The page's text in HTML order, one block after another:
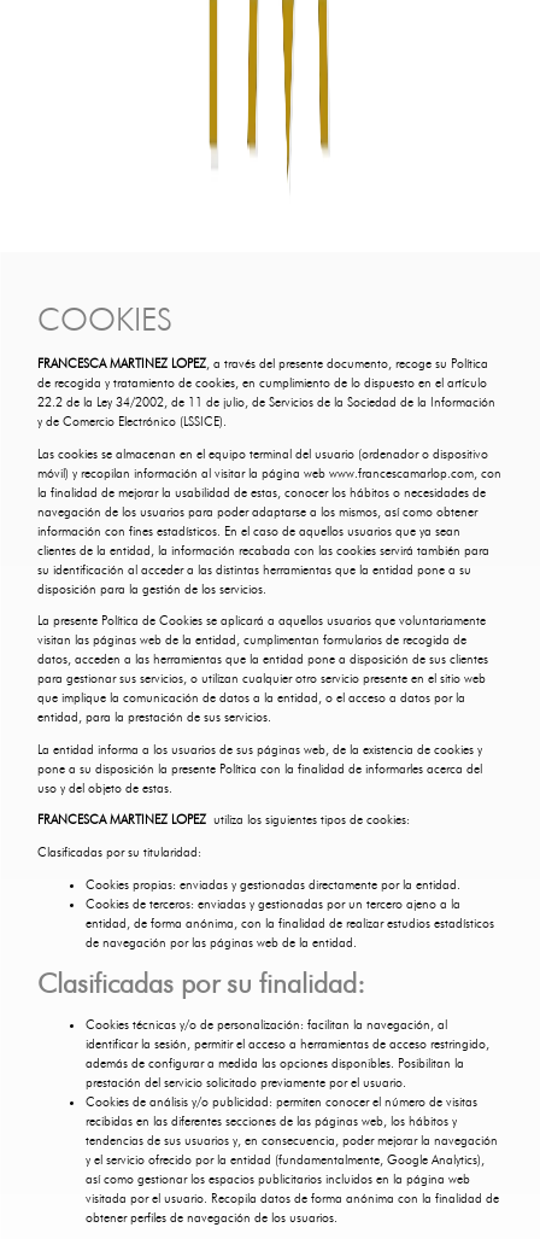
FRANCESCA MARTINEZ LOPEZ, a través del presente documento, recoge su Política
de recogida y tratamiento de cookies, en cumplimiento de lo dispuesto en el artículo
22.2 de la Ley 34/2002, de 11 de julio, de Servicios de la Sociedad de la Información
y de Comercio Electrónico (LSSICE).
Las cookies se almacenan en el equipo terminal del usuario (ordenador o dispositivo
móvil) y recopilan información al visitar la página web www.francescamarlop.com, con
la finalidad de mejorar la usabilidad de estas, conocer los hábitos o necesidades de
navegación de los usuarios para poder adaptarse a los mismos, así como obtener
información con fines estadísticos. En el caso de aquellos usuarios que ya sean
clientes de la entidad, la información recabada con las cookies servirá también para
su identificación al acceder a las distintas herramientas que la entidad pone a su
disposición para la gestión de los servicios.
La presente Política de Cookies se aplicará a aquellos usuarios que voluntariamente
visitan las páginas web de la entidad, cumplimentan formularios de recogida de
datos, acceden a las herramientas que la entidad pone a disposición de sus clientes
para gestionar sus servicios, o utilizan cualquier otro servicio presente en el sitio web
que implique la comunicación de datos a la entidad, o el acceso a datos por la
entidad, para la prestación de sus servicios.
La entidad informa a los usuarios de sus páginas web, de la existencia de cookies y
pone a su disposición la presente Política con la finalidad de informarles acerca del
uso y del objeto de estas.
FRANCESCA MARTINEZ LOPEZ utiliza los siguientes tipos de cookies:
Clasificadas por su titularidad:
Cookies propias: enviadas y gestionadas directamente por la entidad.
Cookies de terceros: enviadas y gestionadas por un tercero ajeno a la
entidad, de forma anónima, con la finalidad de realizar estudios estadísticos
de navegación por las páginas web de la entidad.
Clasificadas por su finalidad:
Cookies técnicas y/o de personalización: facilitan la navegación, al
identificar la sesión, permitir el acceso a herramientas de acceso restringido,
además de configurar a medida las opciones disponibles. Posibilitan la
prestación del servicio solicitado previamente por el usuario.
Cookies de análisis y/o publicidad: permiten conocer el número de visitas
recibidas en las diferentes secciones de las páginas web, los hábitos y
tendencias de sus usuarios y, en consecuencia, poder mejorar la navegación
y el servicio ofrecido por la entidad (fundamentalmente, Google Analytics),
así como gestionar los espacios publicitarios incluidos en la página web
visitada por el usuario. Recopila datos de forma anónima con la finalidad de
obtener perfiles de navegación de los usuarios.
COOKIES